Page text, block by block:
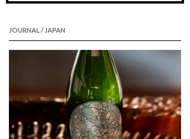
JOURNAL / JAPAN